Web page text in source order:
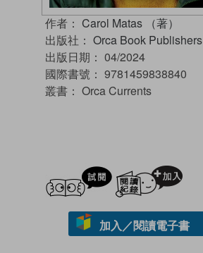
作者： Carol Matas （著）
出版社： Orca Book Publishers
出版日期： 04/2024
國際書號： 9781459838840
叢書： Orca Currents
試閲
加入／閱讀電子書